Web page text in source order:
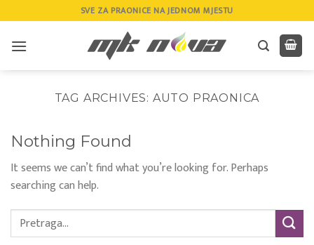
to
content
SVE ZA PRAONICE NA JEDNOM MJESTU
TAG ARCHIVES: AUTO PRAONICA
Nothing Found
It seems we can’t find what you’re looking for. Perhaps
searching can help.